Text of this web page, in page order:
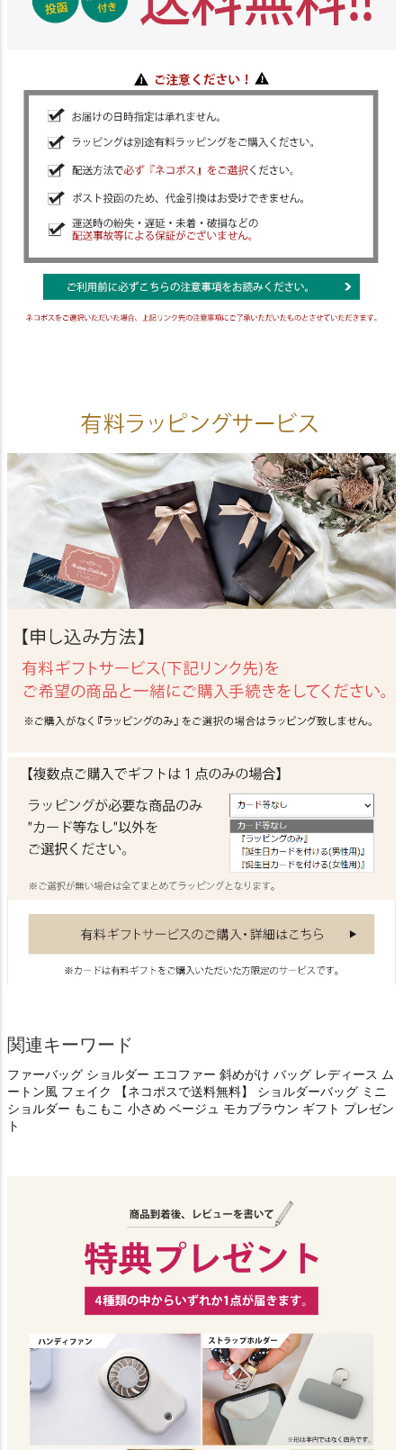
関連キーワード
ファーバッグ ショルダー エコファー 斜めがけ バッグ レディース ム
ートン風 フェイク 【ネコポスで送料無料】 ショルダーバッグ ミニ
ショルダー もこもこ 小さめ ベージュ モカブラウン ギフト プレゼン
ト